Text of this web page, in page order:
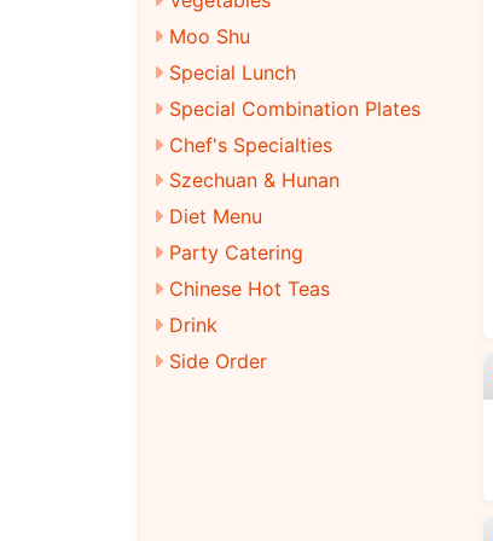
Moo Shu
Special Lunch
Special Combination Plates
Chef's Specialties
Szechuan & Hunan
Diet Menu
Party Catering
Chinese Hot Teas
Drink
Side Order